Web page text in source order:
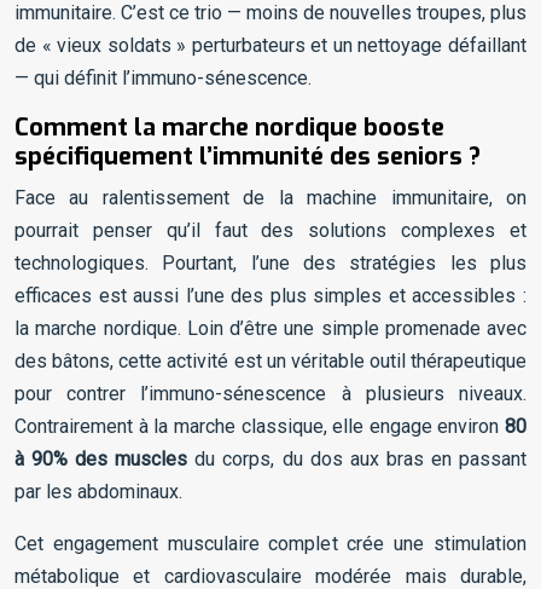
immunitaire. C’est ce trio — moins de nouvelles troupes, plus
de « vieux soldats » perturbateurs et un nettoyage défaillant
— qui définit l’immuno-sénescence.
Comment la marche nordique booste
spécifiquement l’immunité des seniors ?
Face au ralentissement de la machine immunitaire, on
pourrait penser qu’il faut des solutions complexes et
technologiques. Pourtant, l’une des stratégies les plus
efficaces est aussi l’une des plus simples et accessibles :
la marche nordique. Loin d’être une simple promenade avec
des bâtons, cette activité est un véritable outil thérapeutique
pour contrer l’immuno-sénescence à plusieurs niveaux.
Contrairement à la marche classique, elle engage environ 80
à 90% des muscles du corps, du dos aux bras en passant
par les abdominaux.
Cet engagement musculaire complet crée une stimulation
métabolique et cardiovasculaire modérée mais durable,